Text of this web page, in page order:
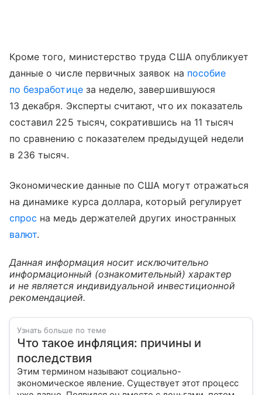
Кроме того, министерство труда США опубликует
данные о числе первичных заявок на пособие
по безработицеза неделю, завершившуюся
13 декабря. Эксперты считают, что их показатель
составил 225 тысяч, сократившись на 11 тысяч
по сравнению с показателем предыдущей недели
в 236 тысяч.
Экономические данные по США могут отражаться
на динамике курса доллара, который регулирует
спрос на медь держателей других иностранных
валют.
Данная информация носит исключительно
информационный (ознакомительный) характер
и не является индивидуальной инвестиционной
рекомендацией.
Узнать больше по теме
Что такое инфляция: причины и
последствия
Этим термином называют социально-
экономическое явление. Существует этот процесс